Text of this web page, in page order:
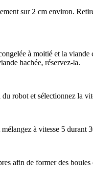
sur 2 cm environ.
à moitié et la
hachée, réservez-la.
robot et sélectionnez la
à vitesse 5 durant
afin de former des